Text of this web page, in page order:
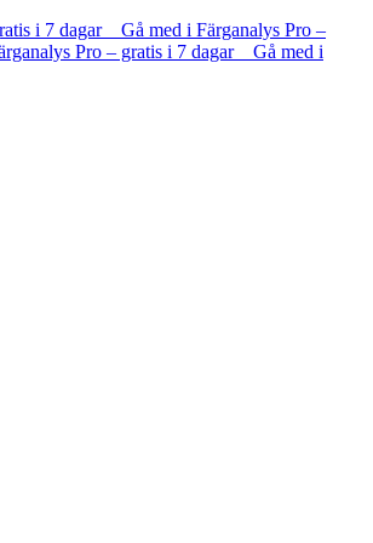
i 7 dagar Gå med i Färganalys Pro –
Pro – gratis i 7 dagar Gå med i